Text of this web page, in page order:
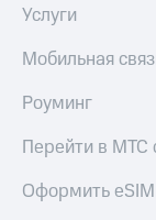
Услуги
Мобильная
Роуминг
Перейти в МТС
Оформить eSIM